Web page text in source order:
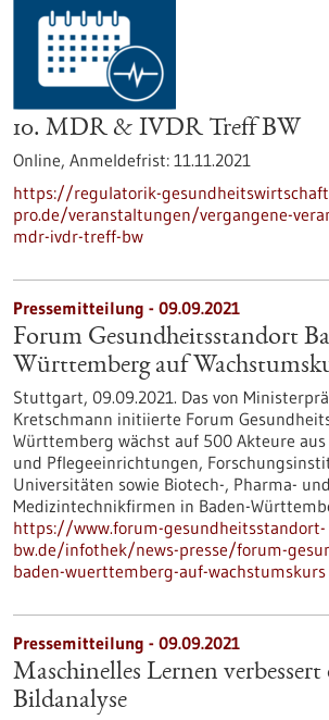
10. MDR & IVDR Treff BW
Online, Anmeldefrist: 11.11.2021
https://regulatorik-
pro.de/veranstaltungen/vergangene-
mdr-ivdr-treff-bw
Pressemitteilung - 09.09.2021
Forum Gesundheitsstandort
Württemberg auf
Stuttgart, 09.09.2021. Das von
Kretschmann initiierte Forum
Württemberg wächst auf 500 Akteure
und Pflegeeinrichtungen,
Universitäten sowie Biotech-, Pharma- und
Medizintechnikfirmen in Baden-
https://www.forum-gesundheitsstandort-
bw.de/infothek/news-presse/forum-
baden-wuerttemberg-auf-wachstumskurs
Pressemitteilung - 09.09.2021
Maschinelles Lernen
Bildanalyse